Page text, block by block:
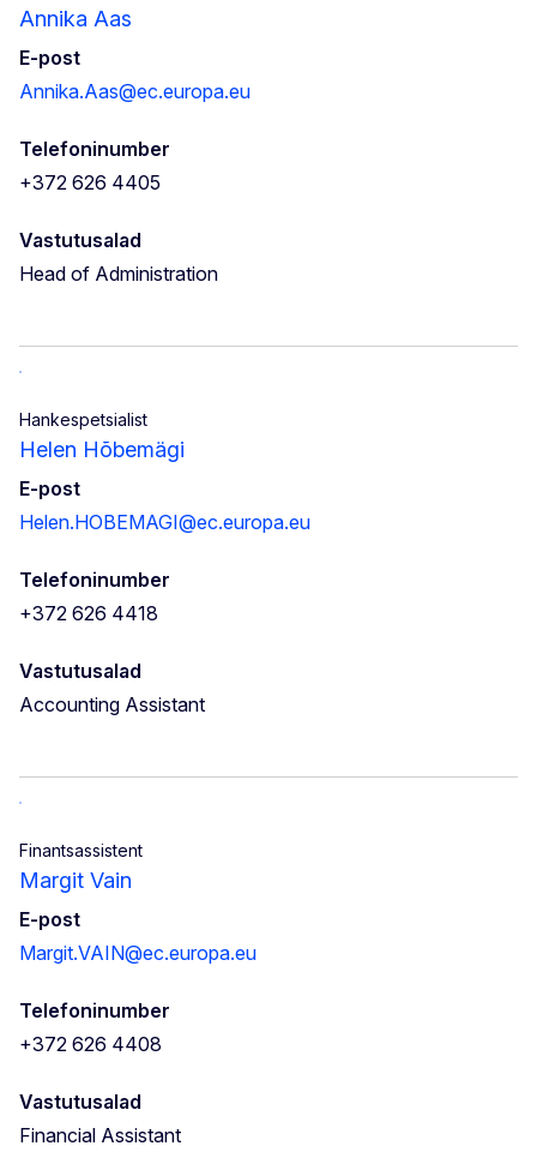
Annika Aas
E-post
Annika.Aas@ec.europa.eu
Telefoninumber
+372 626 4405
Vastutusalad
Head of Administration
Hankespetsialist
Helen Hõbemägi
E-post
Helen.HOBEMAGI@ec.europa.eu
Telefoninumber
+372 626 4418
Vastutusalad
Accounting Assistant
Finantsassistent
Margit Vain
E-post
Margit.VAIN@ec.europa.eu
Telefoninumber
+372 626 4408
Vastutusalad
Financial Assistant